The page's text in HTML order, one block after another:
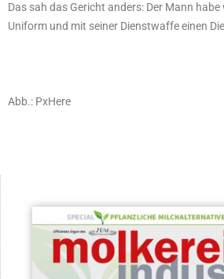
Das sah das Gericht anders: Der Mann
Uniform und mit seiner Dienstwaffe einen
Abb.: PxHere